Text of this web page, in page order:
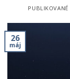
PUBLIKOVANÉ
26
máj